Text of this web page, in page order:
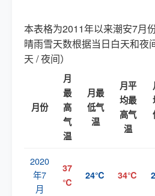
本表格为2011年以来潮安7月
晴雨雪天数根据当日白天和夜
天 / 夜间）
月份
月
最
高
气
温
月最
低气
温
月平
均最
高气
温
2020
年7
月
37
℃
24℃ 34℃